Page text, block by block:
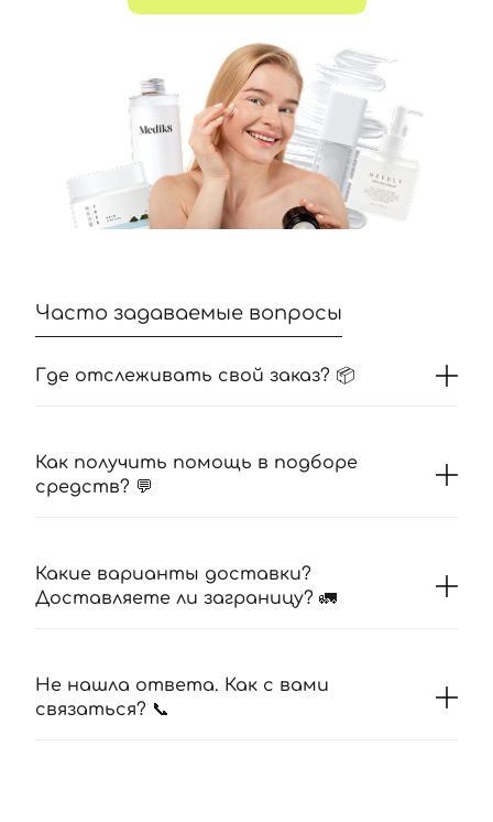
Часто задаваемые вопросы
Где отслеживать свой заказ? 📦
Как получить помощь в подборе
средств? 💬
Какие варианты доставки?
Доставляете ли заграницу? 🚛
Не нашла ответа. Как с вами
связаться? 📞